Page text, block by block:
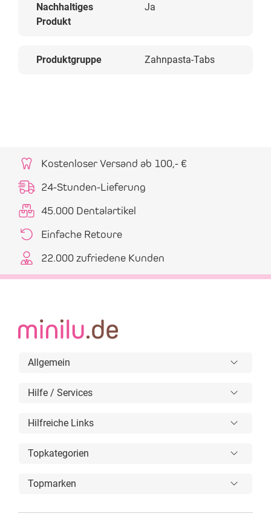
Nachhaltiges
Produkt
Ja
Produktgruppe Zahnpasta-Tabs
Kostenloser Versand ab 100,- €
24-Stunden-Lieferung
45.000 Dentalartikel
Einfache Retoure
22.000 zufriedene Kunden
Allgemein
Hilfe / Services
Hilfreiche Links
Topkategorien
Topmarken